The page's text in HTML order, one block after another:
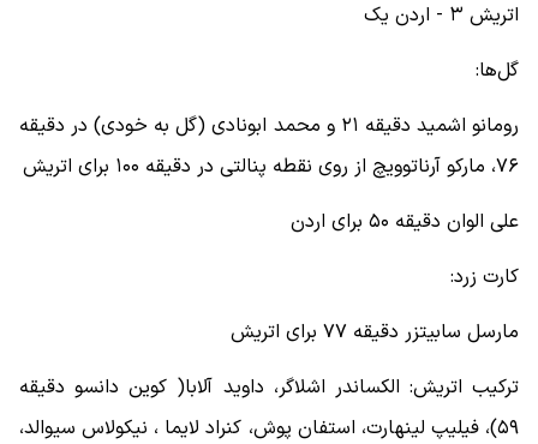
اتریش‌ ۳ - اردن یک
گل‌ها:
رومانو اشمید دقیقه ۲۱ و محمد ابونادی (گل به خودی) در دقیقه
۷۶، مارکو آرناتوویچ از روی نقطه پنالتی در دقیقه ۱۰۰ برای اتریش
علی الوان دقیقه ۵۰ برای اردن
کارت زرد:
مارسل سابیتزر دقیقه ۷۷ برای اتریش
ترکیب اتریش: الکساندر اشلاگر، داوید آلابا( کوین دانسو دقیقه
۵۹)، فیلیپ لینهارت، استفان پوش، کنراد لایما ، نیکولاس سیوالد،